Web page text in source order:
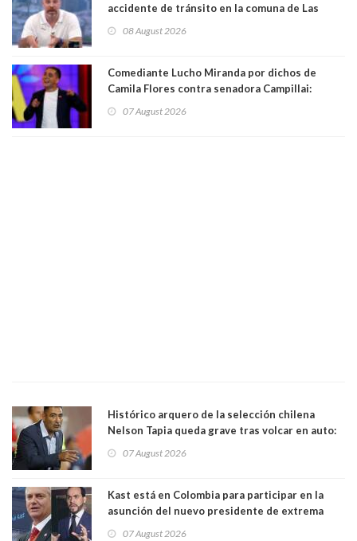
accidente de tránsito en la comuna de Las
Condes. Queda apercibido ante la fiscalía
08 August 2026
Comediante Lucho Miranda por dichos de
Camila Flores contra senadora Campillai:
"Pensar que todo se consigue por pena es una
forma de quitar dignidad"
07 August 2026
Histórico arquero de la selección chilena
Nelson Tapia queda grave tras volcar en auto:
manejaba en estado de ebriedad
07 August 2026
Kast está en Colombia para participar en la
asunción del nuevo presidente de extrema
derecha Abelardo de la Espriella
07 August 2026